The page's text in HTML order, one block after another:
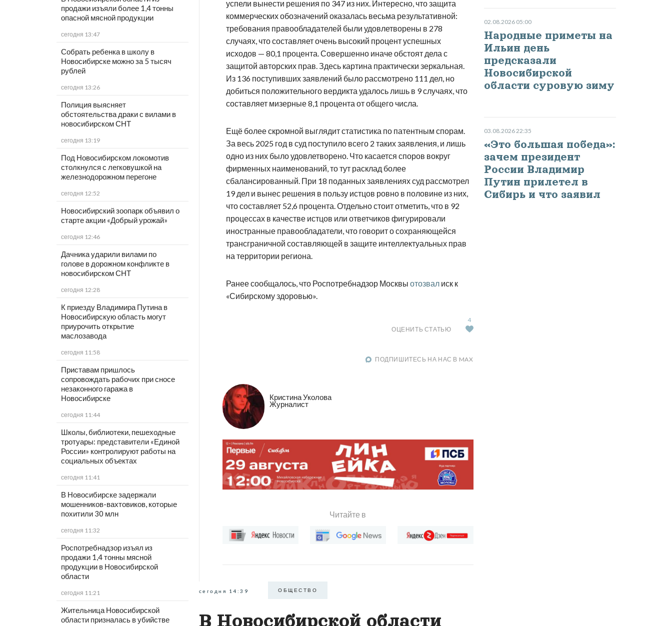
продажи изъяли более 1,4 тонны
опасной мясной продукции
сегодня 13:47
Собрать ребенка в школу в
Новосибирске можно за 5 тысяч
рублей
сегодня 13:26
Полиция выясняет
обстоятельства драки с вилами в
новосибирском СНТ
сегодня 13:19
Под Новосибирском локомотив
столкнулся с легковушкой на
железнодорожном перегоне
сегодня 12:52
Новосибирский зоопарк объявил о
старте акции «Добрый урожай»
сегодня 12:46
Дачника ударили вилами по
голове в дорожном конфликте в
новосибирском СНТ
сегодня 12:28
К приезду Владимира Путина в
Новосибирскую область могут
приурочить открытие
маслозавода
сегодня 11:58
Приставам пришлось
сопровождать рабочих при сносе
незаконного гаража в
Новосибирске
сегодня 11:44
Школы, библиотеки, пешеходные
тротуары: представители «Единой
России» контролируют работы на
социальных объектах
сегодня 11:41
В Новосибирске задержали
мошенников-вахтовиков, которые
похитили 30 млн
сегодня 11:32
Роспотребнадзор изъял из
продажи 1,4 тонны мясной
продукции в Новосибирской
области
сегодня 11:21
Жительница Новосибирской
области призналась в убийстве
успели вынести решения по 347 из них. Интересно, что защита
коммерческих обозначений оказалась весьма результативной:
требования правообладателей были удовлетворены в 278
случаях, что составляет очень высокий процент успешных
исходов — 80,1 процента. Совершенно иначе обстоят дела с
защитой авторских прав. Здесь картина практически зеркальная.
Из 136 поступивших заявлений было рассмотрено 111 дел, но
добиться положительного вердикта удалось лишь в 9 случаях, что
составляет мизерные 8,1 процента от общего числа.
Ещё более скромной выглядит статистика по патентным спорам.
За весь 2025 год в суд поступило всего 2 таких заявления, и лишь
одно из них было удовлетворено. Что касается споров вокруг
фирменных наименований, то тут расклад более
сбалансированный. При 18 поданных заявлениях суд рассмотрел
19 дел и вынес решения в пользу истцов ровно в половине из них,
что составляет 52,6 процента. Отдельно стоит отметить, что в 92
процессах в качестве истцов или ответчиков фигурировали
иностранные правообладатели, что говорит о сохраняющейся
трансграничной составляющей в защите интеллектуальных прав
на территории региона.
Ранее сообщалось, что Роспотребнадзор Москвы отозвал иск к
«Сибирскому здоровью».
ОЦЕНИТЬ СТАТЬЮ
4
ПОДПИШИТЕСЬ НА НАС В MAX
Кристина Уколова
Журналист
Читайте в
сегодня 14:39 ОБЩЕСТВО
В Новосибирской области
02.08.2026 05:00
Народные приметы на
Ильин день
предсказали
Новосибирской
области суровую зиму
03.08.2026 22:35
«Это большая победа»:
зачем президент
России Владимир
Путин прилетел в
Сибирь и что заявил